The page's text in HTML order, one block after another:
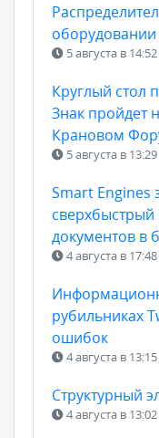
оборудовании
5 августа в 14:52
Круглый стол
Знак пройдет
Крановом
5 августа в 13:29
Smart Engines
документов в
4 августа в 17:48
рубильниках
ошибок
4 августа в 13:15
Структурный
4 августа в 13:02